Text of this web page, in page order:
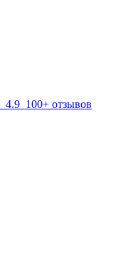
4.9 100+ отзывов